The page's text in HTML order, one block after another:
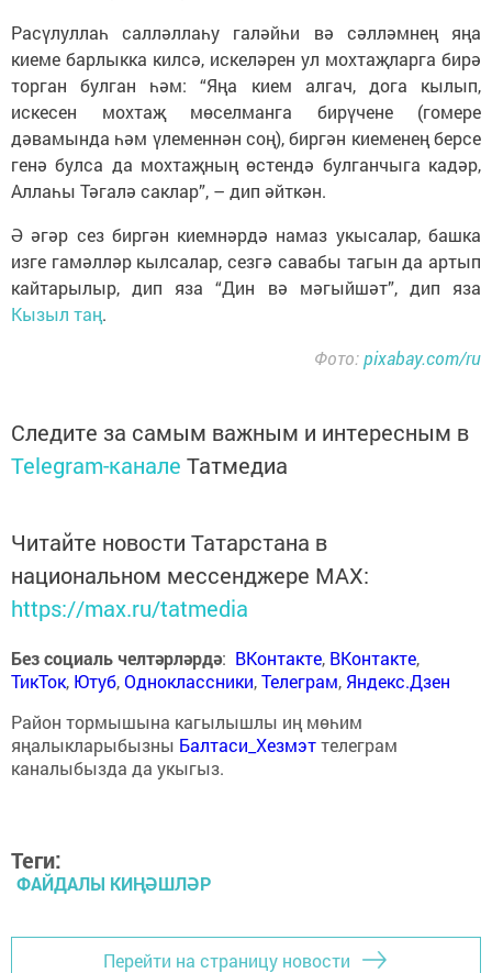
Расүлуллаһ салләллаһу галәйһи вә сәлләмнең яңа
киеме барлыкка килсә, искеләрен ул мохтаҗларга бирә
торган булган һәм: “Яңа кием алгач, дога кылып,
искесен мохтаҗ мөселманга бирүчене (гомере
дәвамында һәм үлеменнән соң), биргән киеменең берсе
генә булса да мохтаҗның өстендә булганчыга кадәр,
Аллаһы Тәгалә саклар”, – дип әйткән.
Ә әгәр сез биргән киемнәрдә намаз укысалар, башка
изге гамәлләр кылсалар, сезгә савабы тагын да артып
кайтарылыр, дип яза “Дин вә мәгыйшәт”, дип яза
Кызыл таң.
Фото:pixabay.com/ru
Следите за самым важным и интересным в
Telegram-канале Татмедиа
Читайте новости Татарстана в
национальном мессенджере MАХ:
https://max.ru/tatmedia
Без социаль челтәрләрдә: ВКонтакте, ВКонтакте,
ТикТок, Ютуб,Одноклассники,Телеграм, Яндекс.Дзен
Район тормышына кагылышлы иң мөһим
яңалыкларыбызны Балтаси_Хезмэттелеграм
каналыбызда да укыгыз.
Теги:
ФАЙДАЛЫ КИҢӘШЛӘР
Перейти на страницу новости